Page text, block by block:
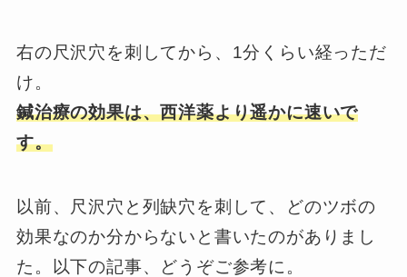
右の尺沢穴を刺してから、1分くらい経っただ
け。
鍼治療の効果は、西洋薬より遥かに速いで
す。
以前、尺沢穴と列缺穴を刺して、どのツボの
効果なのか分からないと書いたのがありまし
た。以下の記事、どうぞご参考に。